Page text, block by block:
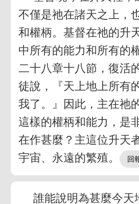
不僅是祂在諸天之上，
和權柄。基督在祂的升
中所有的能力和所有的
二十八章十八節，復活
徒說，『天上地上所有
我了。』因此，主在祂
這樣的權柄和能力，是
在作甚麼？主這位升天
宇宙、永遠的繁殖。
誰能說明為甚麼今天